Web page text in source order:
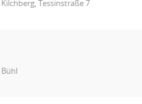
Tessinstraße 7